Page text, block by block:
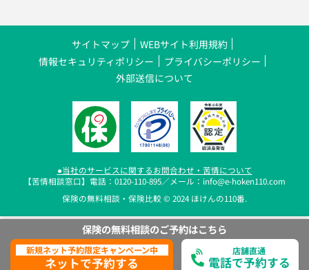
サイトマップ
WEBサイト利用規約
情報セキュリティポリシー
プライバシーポリシー
外部送信について
●当社のサービスに関するお問合わせ・苦情について
【苦情相談窓口】電話：0120-110-895／メール：info@e-hoken110.com
保険の無料相談・保険比較 © 2024 ほけんの110番.
保険の無料相談のご予約はこちら
新規ネット予約限定キャンペーン中
ネットで予約する
店舗直通
電話で予約する